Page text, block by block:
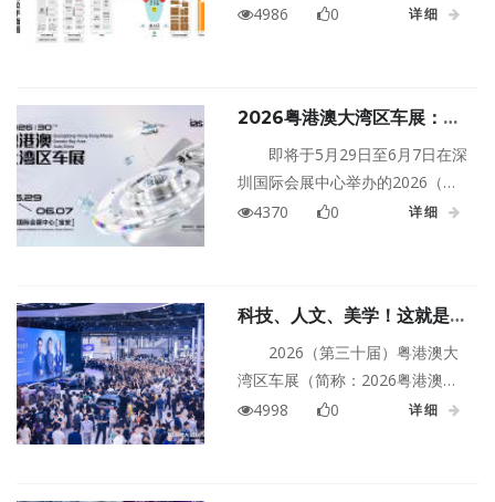
满惊喜的车展之行！11个展馆+户
Hypercar，百年老爷车巡游、室
内飞车特技，5月29日-6月7日，
深圳国际会展中心（宝安），精
彩纷呈，等你一一感受！
4986 0 详细
2026粤港澳大湾区车展：车
企布局未来的中场必选项
即将于5月29日至6月7日在深
圳国际会展中心举办的2026（第
三十届）粤港澳大湾区车展，正
1300多款车型同台亮相。对于汽
车行业而言，迎来三十周年新起
点的粤港澳大湾区车展，成为车
企了解未来趋势、展示自身竞争
4370 0 详细
科技、人文、美学！这就是
2026粤港澳大湾区车展
2026（第三十届）粤港澳大
湾区车展（简称：2026粤港澳大
湾区车展）将于5月29日至6月7日
4998 0 详细